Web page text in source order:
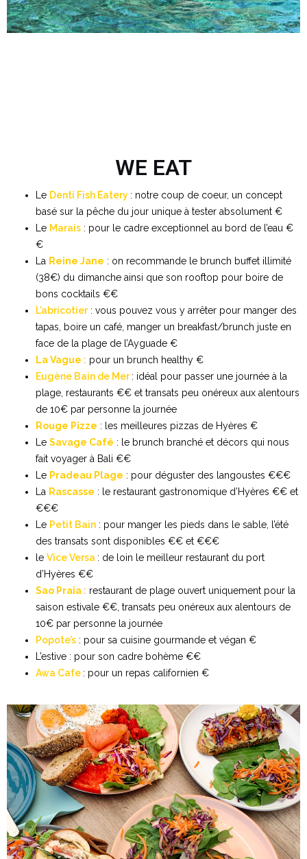
WE EAT
Le Denti Fish Eatery : notre coup de coeur, un concept
basé sur la pêche du jour unique à tester absolument €
Le Marais : pour le cadre exceptionnel au bord de l’eau €
€
La Reine Jane : on recommande le brunch buffet illimité
(38€) du dimanche ainsi que son rooftop pour boire de
bons cocktails €€
L’abricotier: vous pouvez vous y arrêter pour manger des
tapas, boire un café, manger un breakfast/brunch juste en
face de la plage de l’Ayguade €
La Vague : pour un brunch healthy €
Eugène Bain de Mer: idéal pour passer une journée à la
plage, restaurants €€ et transats peu onéreux aux alentours
de 10€ par personne la journée
Rouge Pizze : les meilleures pizzas de Hyères €
Le Savage Café : le brunch branché et décors qui nous
fait voyager à Bali €€
Le Pradeau Plage : pour déguster des langoustes €€€
La Rascasse : le restaurant gastronomique d’Hyères €€ et
€€€
Le Petit Bain : pour manger les pieds dans le sable, l’été
des transats sont disponibles €€ et €€€
le Vice Versa : de loin le meilleur restaurant du port
d’Hyères €€
Sao Praia : restaurant de plage ouvert uniquement pour la
saison estivale €€, transats peu onéreux aux alentours de
10€ par personne la journée
Popote’s : pour sa cuisine gourmande et végan €
L’estive : pour son cadre bohème €€
Awa Cafe : pour un repas californien €